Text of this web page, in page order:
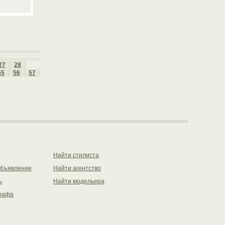
28
56 57
Найти стилиста
Найти агентство
Найти модельера